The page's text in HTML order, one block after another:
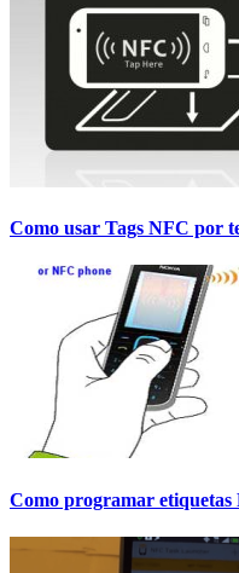
Como usar Tags NFC por
Como programar